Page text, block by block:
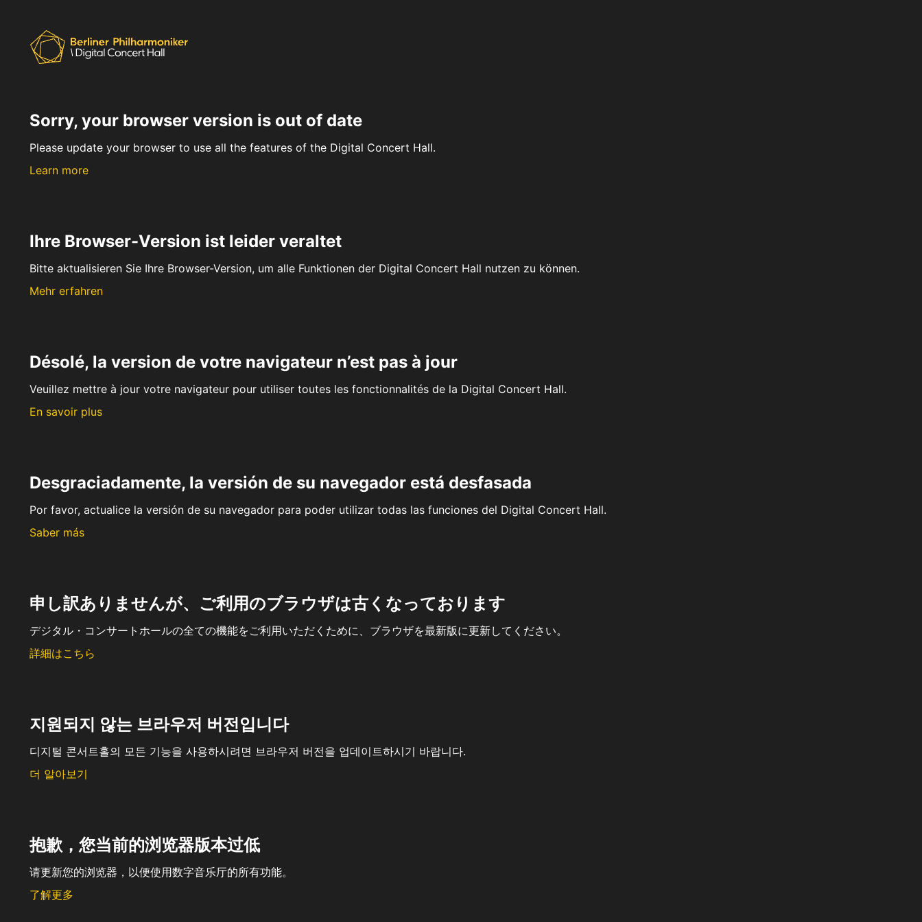
Sorry, your browser version is out of date
Please update your browser to use all the features of the Digital Concert Hall.
Learn more
Ihre Browser-Version ist leider veraltet
Bitte aktualisieren Sie Ihre Browser-Version, um alle Funktionen der Digital Concert Hall nutzen zu können.
Mehr erfahren
Désolé, la version de votre navigateur n’est pas à jour
Veuillez mettre à jour votre navigateur pour utiliser toutes les fonctionnalités de la Digital Concert Hall.
En savoir plus
Desgraciadamente, la versión de su navegador está desfasada
Por favor, actualice la versión de su navegador para poder utilizar todas las funciones del Digital Concert Hall.
Saber más
申し訳ありませんが、ご利用のブラウザは古くなっております
デジタル・コンサートホールの全ての機能をご利用いただくために、ブラウザを最新版に更新してください。
詳細はこちら
지원되지 않는 브라우저 버전입니다
디지털 콘서트홀의 모든 기능을 사용하시려면 브라우저 버전을 업데이트하시기 바랍니다.
더 알아보기
抱歉，您当前的浏览器版本过低
请更新您的浏览器，以便使用数字音乐厅的所有功能。
了解更多